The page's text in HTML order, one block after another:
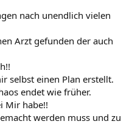
nach unendlich vielen
Arzt gefunden der auch
selbst einen Plan erstellt.
endet wie früher.
Mir habe!!
werden muss und zu